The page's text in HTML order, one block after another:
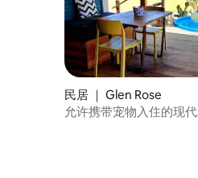
民居 ｜ Glen Rose
允许携带宠物入住的现